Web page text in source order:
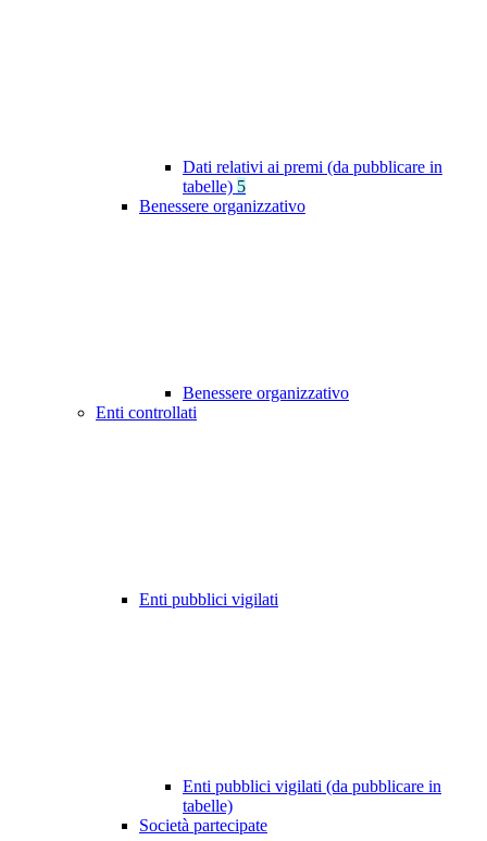
Dati relativi ai premi (da pubblicare in
tabelle) 5
Benessere organizzativo
Benessere organizzativo
Enti controllati
Enti pubblici vigilati
Enti pubblici vigilati (da pubblicare in
tabelle)
Società partecipate